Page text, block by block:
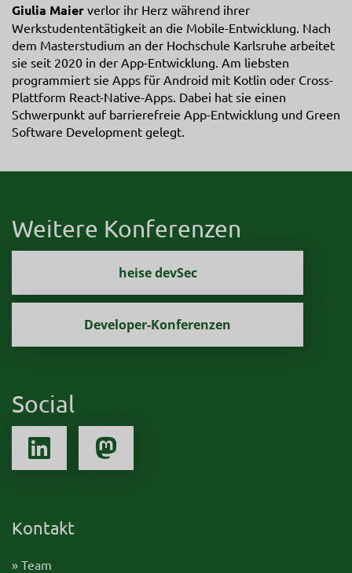
Giulia Maier verlor ihr Herz während ihrer
Werkstudententätigkeit an die Mobile-Entwicklung. Nach
dem Masterstudium an der Hochschule Karlsruhe arbeitet
sie seit 2020 in der App-Entwicklung. Am liebsten
programmiert sie Apps für Android mit Kotlin oder Cross-
Plattform React-Native-Apps. Dabei hat sie einen
Schwerpunkt auf barrierefreie App-Entwicklung und Green
Software Development gelegt.
Weitere Konferenzen
heise devSec
Developer-Konferenzen
Social
Kontakt
» Team